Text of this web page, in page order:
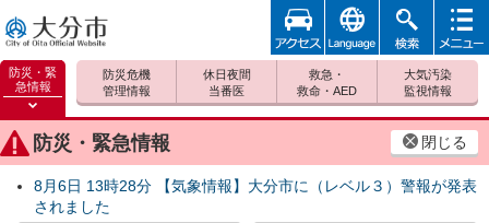
大分市
防災・緊
急情報
防災緊
急情報
を開く
防災・緊急情報 閉じる
8月6日 13時28分 【気象情報】大分市に（レベル３）警報が発表
されました
防災危機
管理情報
休日夜間
当番医
救急・
救命・AED
大気汚染
監視情報
アクセ
ス
foreign 検索
メニュ